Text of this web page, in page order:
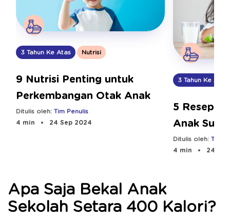
3 Tahun Ke Atas Nutrisi
9 Nutrisi Penting untuk
Perkembangan Otak Anak
Ditulis oleh: Tim Penulis
4 min
24 Sep 2024
3 Tahun Ke Atas
5 Resep
Anak
Ditulis oleh: Tim
4 min
24
Apa Saja Bekal Anak
Sekolah Setara 400 Kalori?